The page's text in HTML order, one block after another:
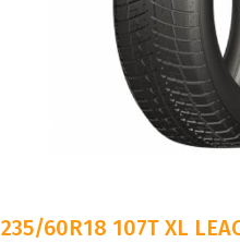
235/60R18 107T XL